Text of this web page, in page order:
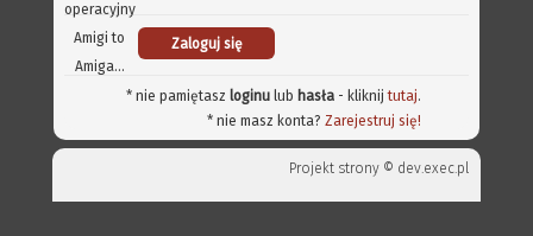
operacyjny
Amigi to
Amiga...
* nie pamiętasz loginu lub hasła - kliknijtutaj.
* nie masz konta? Zarejestruj się!
Projekt strony © dev.exec.pl